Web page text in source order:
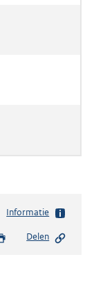
Informatie
Delen